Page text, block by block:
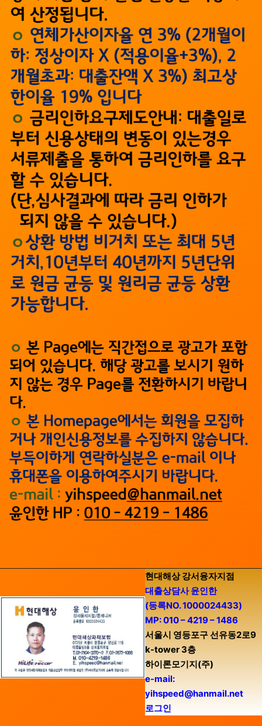
현대해상 강서융자지점
대출상담사 윤인한
(등록NO. 1000024433)
MP: 010 – 4219 – 1486
서울시 영등포구 선유동2로9
k-tower 3층
하이론모기지(주)
e-mail:
yihspeed@hanmail.net
로그인